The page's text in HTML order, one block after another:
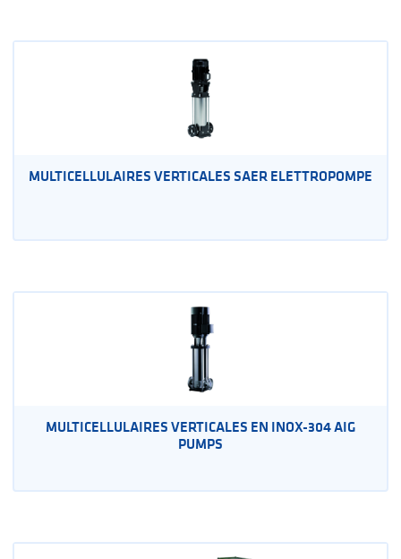
MULTICELLULAIRES VERTICALES SAER ELETTROPOMPE
MULTICELLULAIRES VERTICALES EN INOX-304 AIG
PUMPS